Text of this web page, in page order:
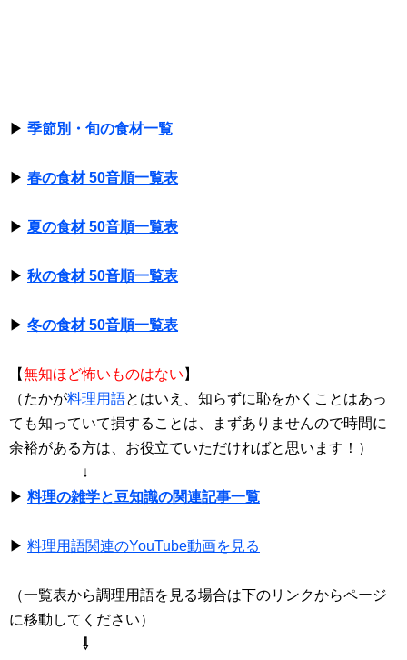
▶ 季節別・旬の食材一覧
▶ 春の食材 50音順一覧表
▶ 夏の食材 50音順一覧表
▶ 秋の食材 50音順一覧表
▶ 冬の食材 50音順一覧表
【無知ほど怖いものはない 】
（たかが料理用語とはいえ、知らずに恥をかくことはあっ
ても知っていて損することは、まずありませんので時間に
余裕がある方は、お役立ていただければと思います！）
↓
▶ 料理の雑学と豆知識の関連記事一覧
▶ 料理用語関連のYouTube動画を見る
（一覧表から調理用語を見る場合は下のリンクからページ
に移動してください）
⇩